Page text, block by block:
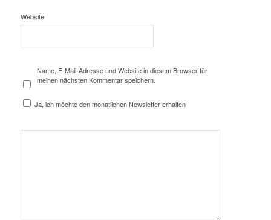
Website
Name, E-Mail-Adresse und Website in diesem Browser für
meinen nächsten Kommentar speichern.
Ja, ich möchte den monatlichen Newsletter erhalten